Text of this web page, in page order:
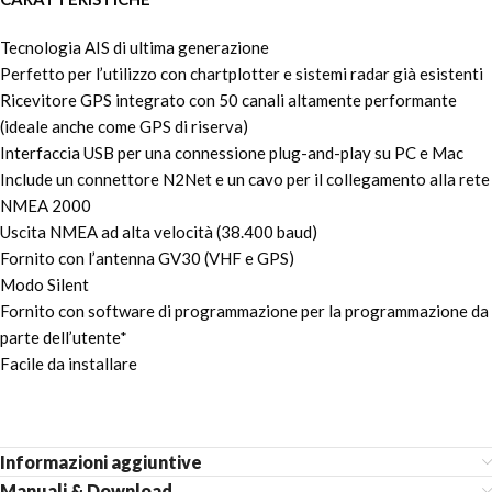
Tecnologia AIS di ultima generazione
Perfetto per l’utilizzo con chartplotter e sistemi radar già esistenti
Ricevitore GPS integrato con 50 canali altamente performante
(ideale anche come GPS di riserva)
Interfaccia USB per una connessione plug-and-play su PC e Mac
Include un connettore N2Net e un cavo per il collegamento alla rete
NMEA 2000
Uscita NMEA ad alta velocità (38.400 baud)
Fornito con l’antenna GV30 (VHF e GPS)
Modo Silent
Fornito con software di programmazione per la programmazione da
parte dell’utente*
Facile da installare
Informazioni aggiuntive